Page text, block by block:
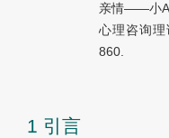
亲情——小A
心理咨询
860.
1 引言